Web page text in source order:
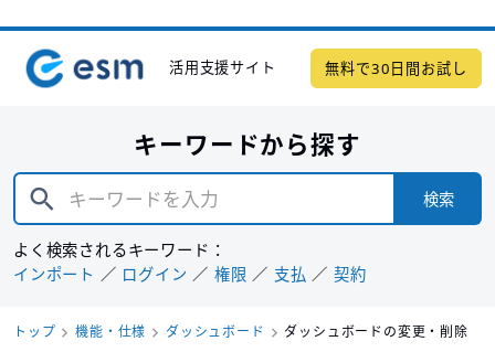
活用支援サイト 無料で30日間お試し
キーワードから探す
検索
よく検索されるキーワード：
インポート
ログイン 権限 支払 契約
トップ 機能・仕様 ダッシュボード ダッシュボードの変更・削除